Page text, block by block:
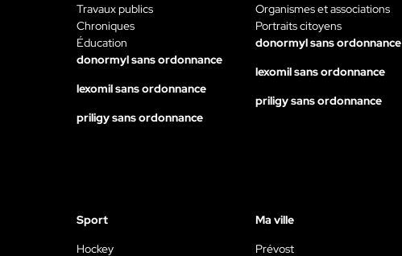
Travaux publics
Chroniques
Éducation
donormyl sans ordonnance
lexomil sans ordonnance
priligy sans ordonnance
Organismes et associations
Portraits citoyens
donormyl sans ordonnance
lexomil sans ordonnance
priligy sans ordonnance
Sport
Hockey
Ma ville
Prévost